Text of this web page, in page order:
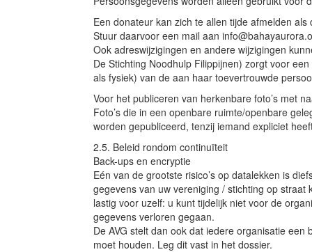
Een donateur kan zich te allen tijde afmelden als
Stuur daarvoor een mail aan
Ook adreswijzigingen en andere wijzigingen
De Stichting Noodhulp Filippijnen) zorgt voor
als fysiek) van de aan haar toevertrouwde
Voor het publiceren van herkenbare foto’s met
Foto’s die in een openbare ruimte/openbare
worden gepubliceerd, tenzij iemand expliciet
2.5. Beleid rondom continuïteit
Back-ups en encryptie
Eén van de grootste risico’s op datalekken is
gegevens van uw vereniging / stichting op
lastig voor uzelf: u kunt tijdelijk niet voor de
gegevens verloren gegaan.
De AVG stelt dan ook dat iedere organisatie
moet houden. Leg dit vast in het dossier.